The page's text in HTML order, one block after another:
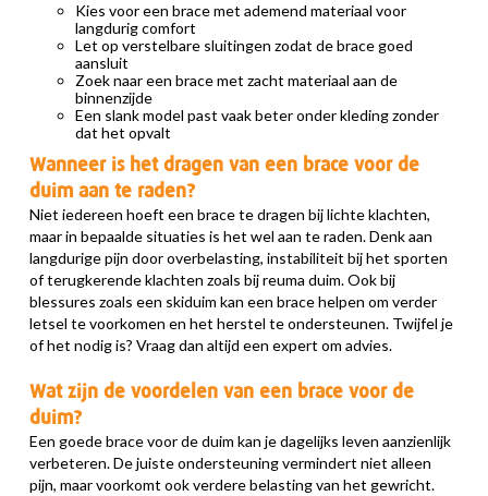
Kies voor een brace met ademend materiaal voor
langdurig comfort
Let op verstelbare sluitingen zodat de brace goed
aansluit
Zoek naar een brace met zacht materiaal aan de
binnenzijde
Een slank model past vaak beter onder kleding zonder
dat het opvalt
Wanneer is het dragen van een brace voor de
duim aan te raden?
Niet iedereen hoeft een brace te dragen bij lichte klachten,
maar in bepaalde situaties is het wel aan te raden. Denk aan
langdurige pijn door overbelasting, instabiliteit bij het sporten
of terugkerende klachten zoals bij reuma duim. Ook bij
blessures zoals een skiduim kan een brace helpen om verder
letsel te voorkomen en het herstel te ondersteunen. Twijfel je
of het nodig is? Vraag dan altijd een expert om advies.
Wat zijn de voordelen van een brace voor de
duim?
Een goede brace voor de duim kan je dagelijks leven aanzienlijk
verbeteren. De juiste ondersteuning vermindert niet alleen
pijn, maar voorkomt ook verdere belasting van het gewricht.